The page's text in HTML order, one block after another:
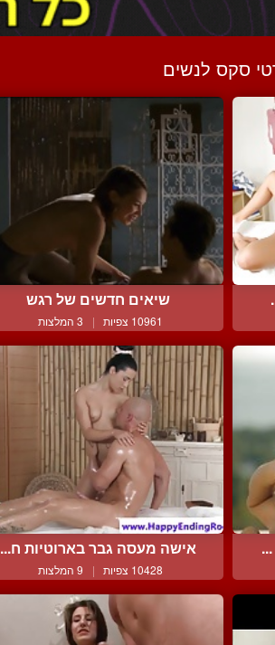
סקס לנשים
שיאים חדשים של רגש
10961 צפיות | 3 המלצות
אישה מעסה גבר בארוטיות ח...
10428 צפיות | 9 המלצות